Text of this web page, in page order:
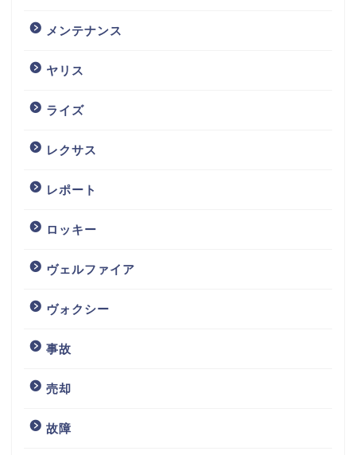
メンテナンス
ヤリス
ライズ
レクサス
レポート
ロッキー
ヴェルファイア
ヴォクシー
事故
売却
故障